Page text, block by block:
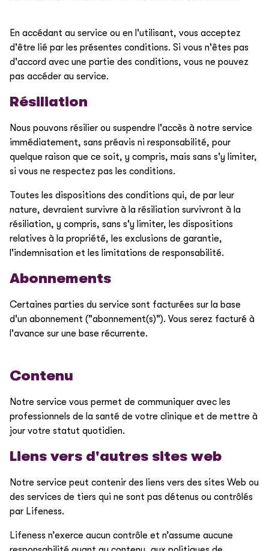
En accédant au service ou en l'utilisant, vous acceptez
d'être lié par les présentes conditions. Si vous n'êtes pas
d'accord avec une partie des conditions, vous ne pouvez
pas accéder au service.
Résiliation
Nous pouvons résilier ou suspendre l'accès à notre service
immédiatement, sans préavis ni responsabilité, pour
quelque raison que ce soit, y compris, mais sans s'y limiter,
si vous ne respectez pas les conditions.
Toutes les dispositions des conditions qui, de par leur
nature, devraient survivre à la résiliation survivront à la
résiliation, y compris, sans s'y limiter, les dispositions
relatives à la propriété, les exclusions de garantie,
l'indemnisation et les limitations de responsabilité.
Abonnements
Certaines parties du service sont facturées sur la base
d'un abonnement ("abonnement(s)"). Vous serez facturé à
l'avance sur une base récurrente.
Contenu
Notre service vous permet de communiquer avec les
professionnels de la santé de votre clinique et de mettre à
jour votre statut quotidien.
Liens vers d'autres sites web
Notre service peut contenir des liens vers des sites Web ou
des services de tiers qui ne sont pas détenus ou contrôlés
par Lifeness.
Lifeness n’exerce aucun contrôle et n’assume aucune